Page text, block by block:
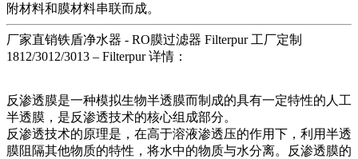
附材料和膜材料串联而成。
厂家直销铁盾净水器 - RO膜过滤器 Filterpur 工厂定制
1812/3012/3013 – Filterpur 详情：
反渗透膜是一种模拟生物半透膜而制成的具有一定特性的人工
半透膜，是反渗透技术的核心组成部分。
反渗透技术的原理是，在高于溶液渗透压的作用下，利用半透
膜阻隔其他物质的特性，将水中的物质与水分离。反渗透膜的